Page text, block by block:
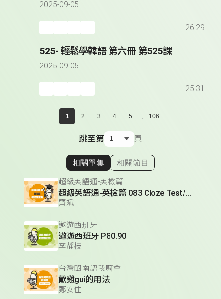
2025-09-05
26:29
525- 輕鬆學韓語 第六冊 第525課
2025-09-05
25:31
1 2 3 4 5 ... 106
跳至第 頁
顯示相關單集
相關單集 相關節目
超級英語通-英檢篇
超級英語通-英檢篇 083 Cloze Test/段落填空-13
齊斌
遨遊西班牙
遨遊西班牙 P80.90
李靜枝
台灣閩南語我嘛會
歕雞gui的用法
鄭安住